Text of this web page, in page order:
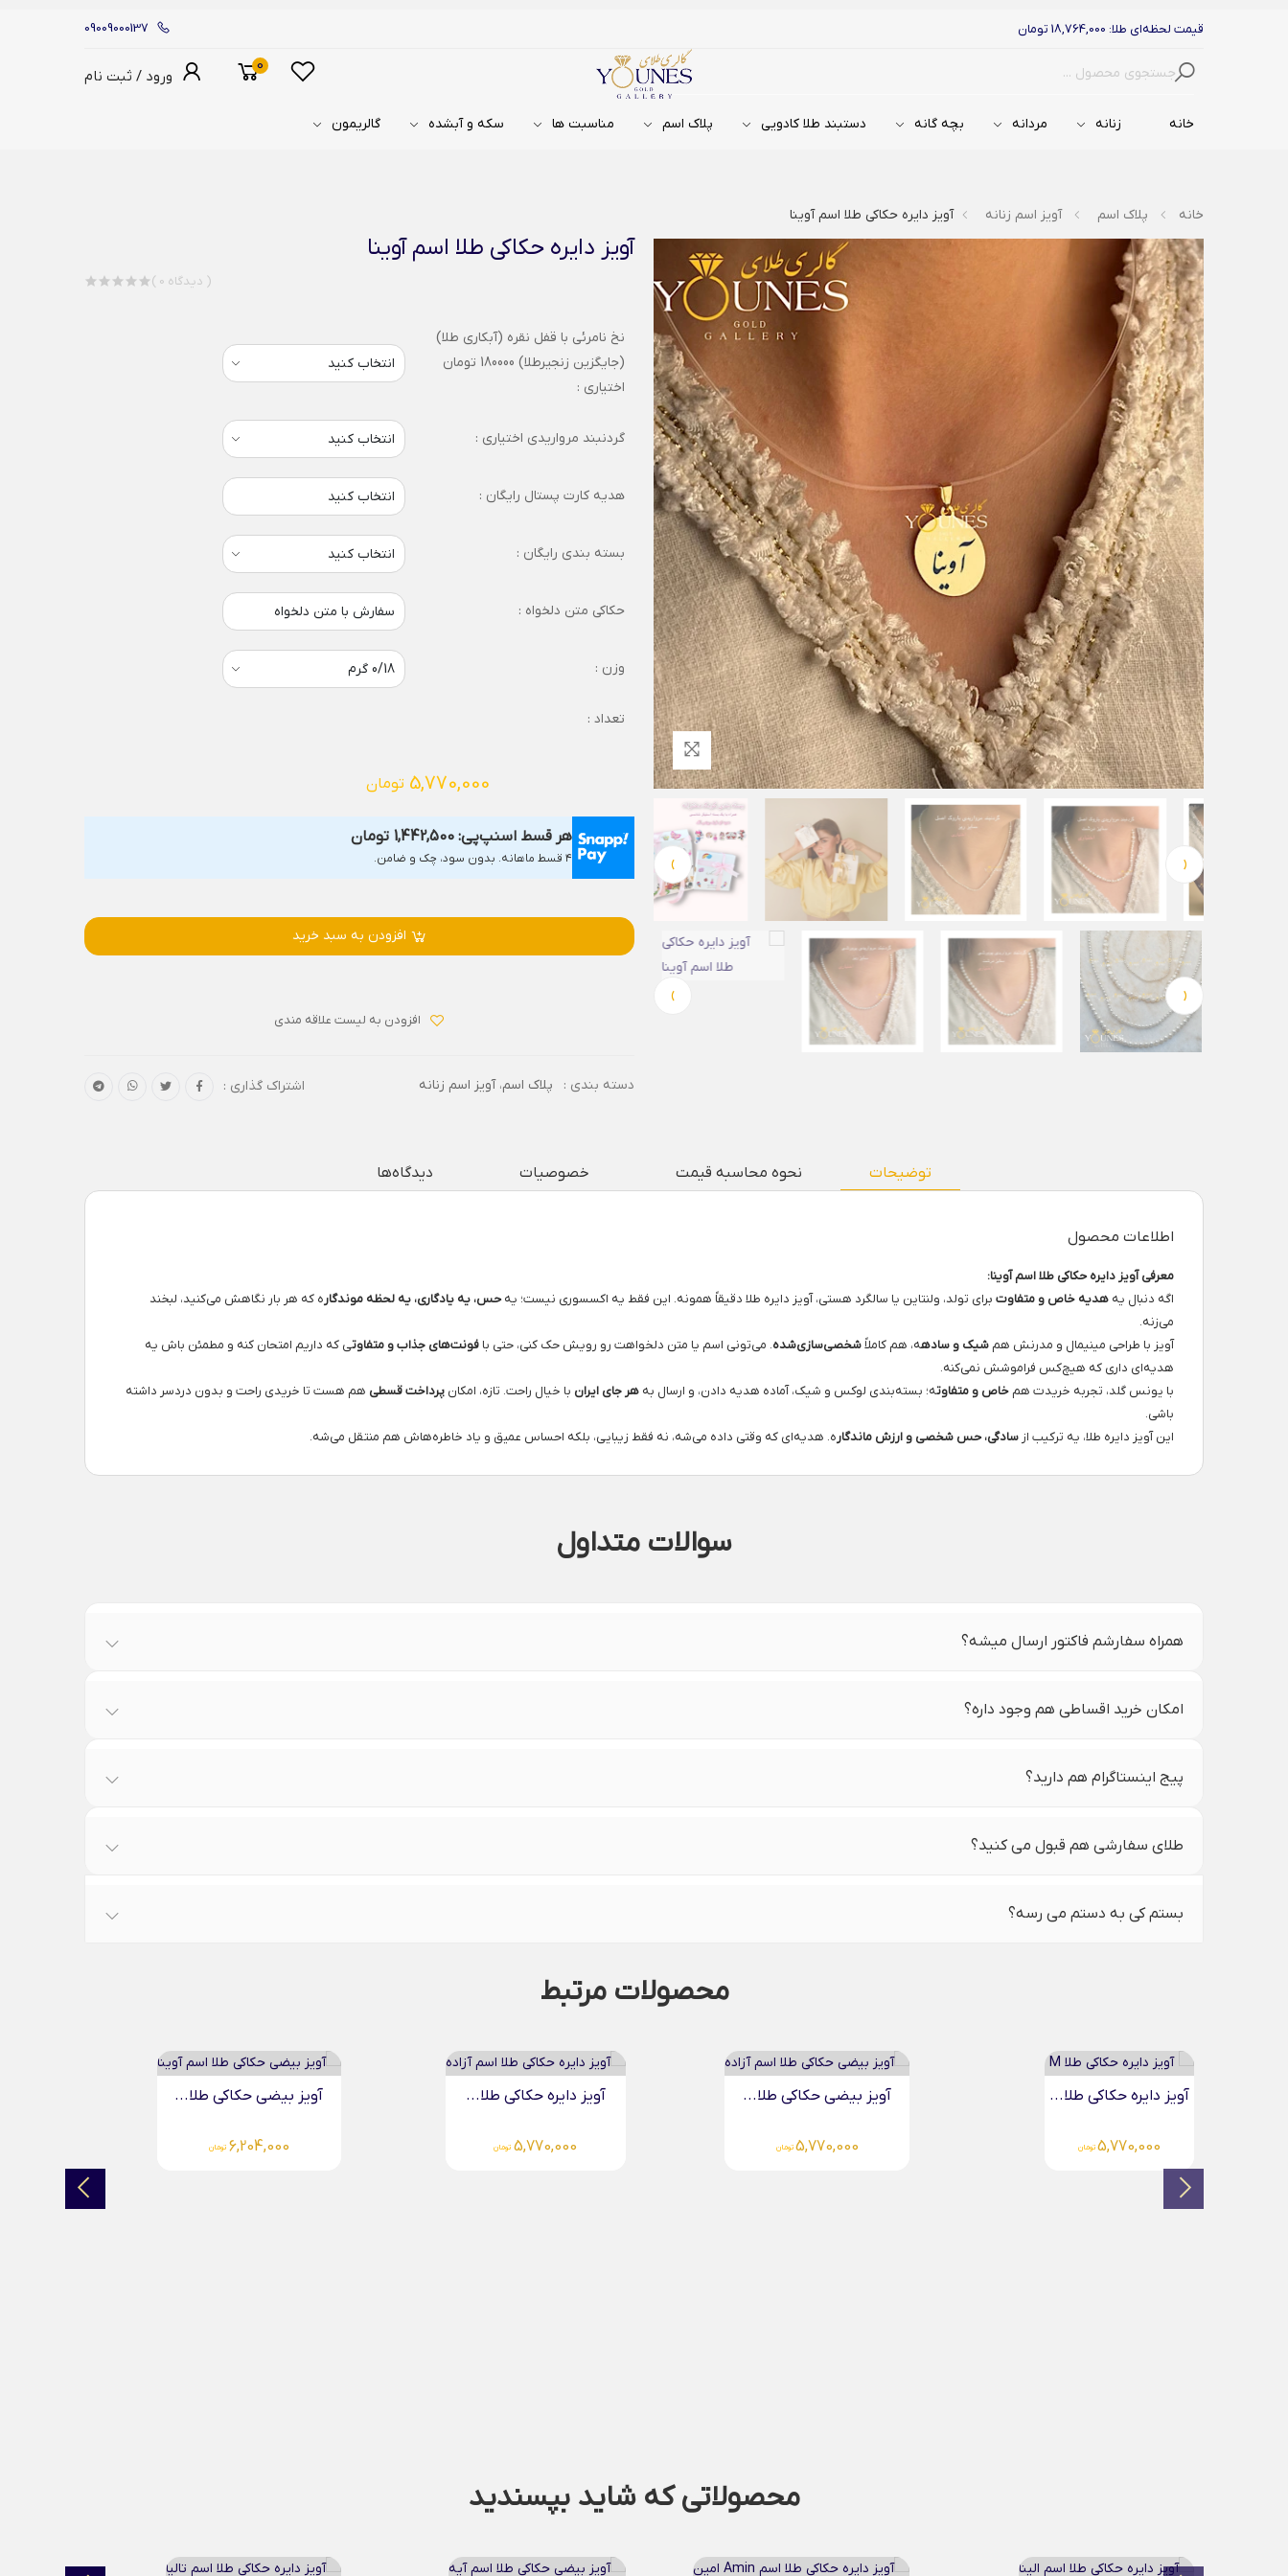
قیمت لحظه‌ای طلا: 18,764,000 تومان 09009000137
جستجو
ورود / ثبت نام
0
خانه زنانه مردانه بچه گانه دستبند طلا کادویی پلاک اسم مناسبت ها سکه و آبشده گالریمون
خانه پلاک اسم آویز اسم زنانه آویز دایره حکاکی طلا اسم آوینا
‹
›
‹
›
آویز دایره حکاکی طلا اسم آوینا
( 0 دیدگاه )
نخ نامرئی با قفل نقره (آبکاری طلا)
(جایگزین زنجیرطلا) 180000 تومان
اختیاری :
گردنبند مرواریدی اختیاری :
هدیه کارت پستال رایگان : انتخاب کنید
بسته بندی رایگان :
حکاکی متن دلخواه : سفارش با متن دلخواه
وزن :
تعداد :
5,770,000 تومان
هر قسط اسنپ‌پی: 1,442,500 تومان
۴ قسط ماهانه. بدون سود، چک و ضامن.
افزودن به سبد خرید
افزودن به لیست علاقه مندی
دسته بندی : پلاک اسم،آویز اسم زنانه اشتراک گذاری :
توضیحات نحوه محاسبه قیمت خصوصیات دیدگاه‌ها
اطلاعات محصول
معرفی آویز دایره حکاکی طلا اسم آوینا:
اگه دنبال یه هدیه خاص و متفاوت برای تولد، ولنتاین یا سالگرد هستی، آویز دایره طلا دقیقاً همونه. این فقط یه اکسسوری نیست؛ یهحس، یه یادگاری، یه لحظه موندگاره که هر بار نگاهش می‌کنید، لبخند
می‌زنه.
آویز با طراحی مینیمال و مدرنش هم شیک و سادهه، هم کاملاًشخصی‌سازی‌شده. می‌تونی اسم یا متن دلخواهت رو رویش حک کنی، حتی با فونت‌های جذاب و متفاوتی که داریم امتحان کنه و مطمئن باش یه
هدیه‌ای داری که هیچ‌کس فراموشش نمی‌کنه.
با یونس گلد، تجربه خریدت هم خاص و متفاوته؛ بسته‌بندی لوکس و شیک، آماده هدیه دادن، و ارسال به هر جای ایران با خیال راحت. تازه، امکان پرداخت قسطی هم هست تا خریدی راحت و بدون دردسر داشته
باشی.
این آویز دایره طلا، یه ترکیب از سادگی، حس شخصی و ارزش ماندگاره. هدیه‌ای که وقتی داده می‌شه، نه فقط زیبایی، بلکه احساس عمیق و یاد خاطره‌هاش هم منتقل می‌شه.
سوالات متداول
همراه سفارشم فاکتور ارسال میشه؟
امکان خرید اقساطی هم وجود داره؟
پیج اینستاگرام هم دارید؟
طلای سفارشی هم قبول می کنید؟
بستم کی به دستم می رسه؟
محصولات مرتبط
آویز بیضی حکاکی طلا...
5,770,000
آویز دایره حکاکی طلا...
5,770,000 تومان
آویز بیضی حکاکی طلا...
6,204,000 تومان
محصولاتی که شاید بپسندید